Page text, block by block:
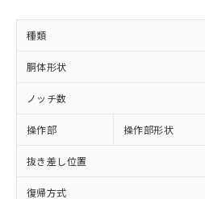
種類
胴体形状
ノッチ数
操作部 操作部形状
抜き差し位置
復帰方式